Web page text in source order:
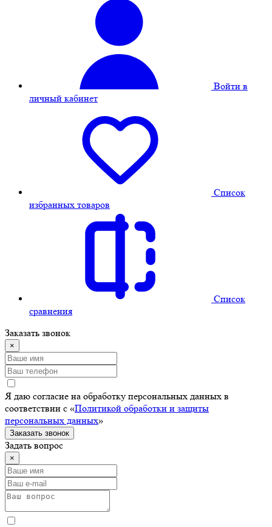
Войти в
личный кабинет
Cписок
избранных товаров
Cписок
сравнения
Заказать звонок
×
Я даю согласие на обработку персональных данных в
соответствии с «Политикой обработки и защиты
персональных данных»
Заказать звонок
Задать вопрос
×